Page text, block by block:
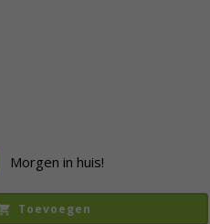
Morgen in huis!
Toevoegen